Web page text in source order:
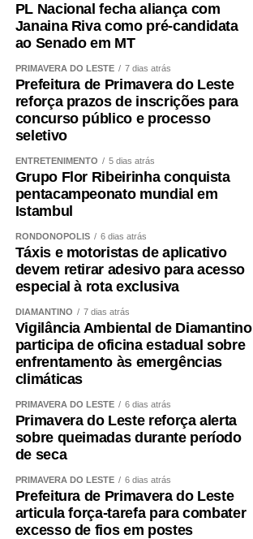
PL Nacional fecha aliança com
Janaina Riva como pré-candidata
ao Senado em MT
PRIMAVERA DO LESTE 7 dias atrás
Prefeitura de Primavera do Leste
reforça prazos de inscrições para
concurso público e processo
seletivo
ENTRETENIMENTO 5 dias atrás
Grupo Flor Ribeirinha conquista
pentacampeonato mundial em
Istambul
RONDONÓPOLIS 6 dias atrás
Táxis e motoristas de aplicativo
devem retirar adesivo para acesso
especial à rota exclusiva
DIAMANTINO 7 dias atrás
Vigilância Ambiental de Diamantino
participa de oficina estadual sobre
enfrentamento às emergências
climáticas
PRIMAVERA DO LESTE 6 dias atrás
Primavera do Leste reforça alerta
sobre queimadas durante período
de seca
PRIMAVERA DO LESTE 6 dias atrás
Prefeitura de Primavera do Leste
articula força-tarefa para combater
excesso de fios em postes